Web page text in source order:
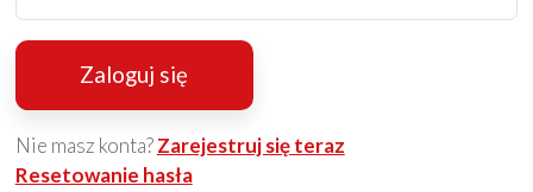
Zaloguj się
Nie masz konta?Zarejestruj się teraz
Resetowanie hasła